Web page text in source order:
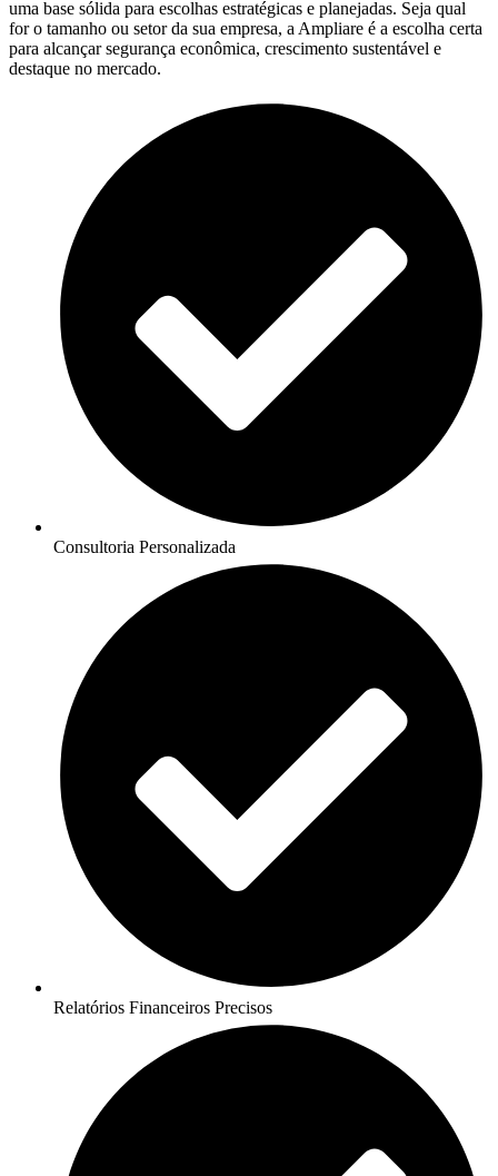
uma base sólida para escolhas estratégicas e planejadas. Seja qual
for o tamanho ou setor da sua empresa, a Ampliare é a escolha certa
para alcançar segurança econômica, crescimento sustentável e
destaque no mercado.
Consultoria Personalizada
Relatórios Financeiros Precisos